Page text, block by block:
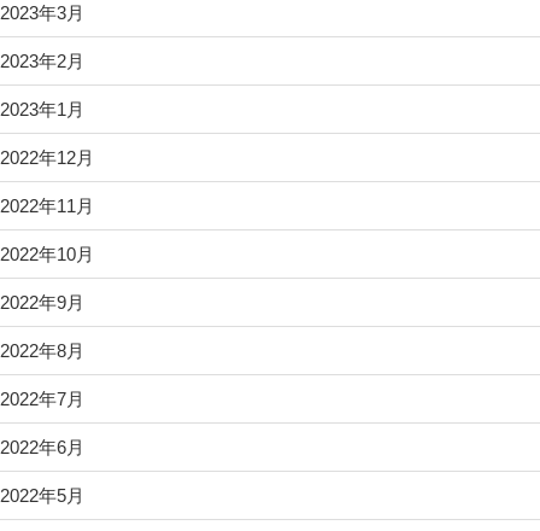
2023年3月
2023年2月
2023年1月
2022年12月
2022年11月
2022年10月
2022年9月
2022年8月
2022年7月
2022年6月
2022年5月